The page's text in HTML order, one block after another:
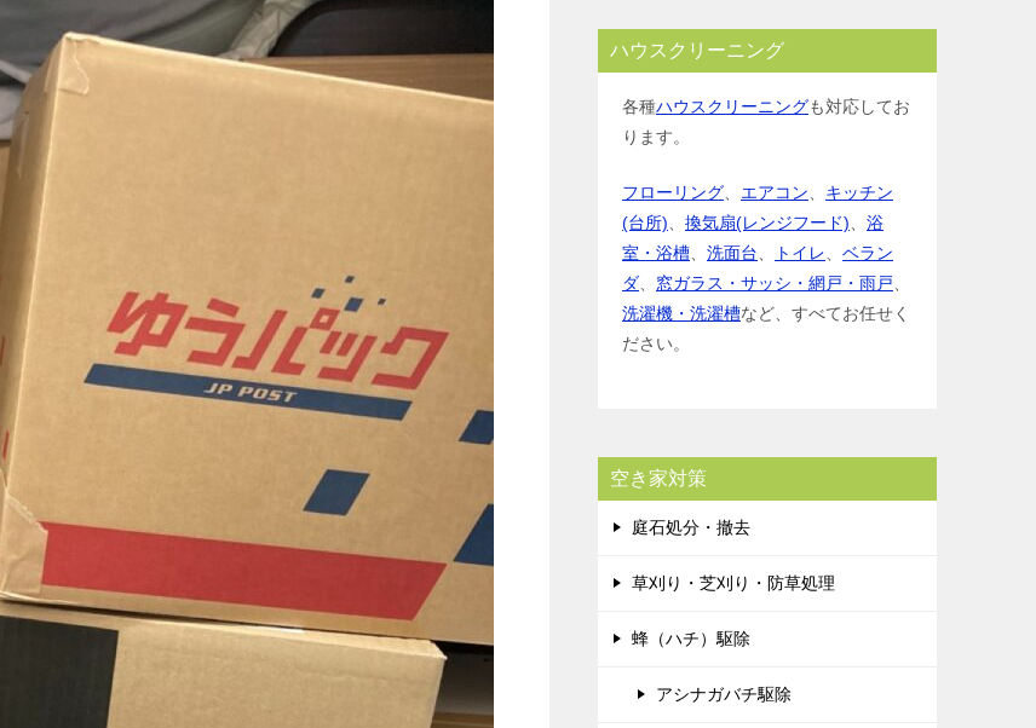
ハウスクリーニング
各種ハウスクリーニングも対応してお
ります。
フローリング エアコン
キッチン
(台所)
換気扇(レンジフード)
浴
室・浴槽
洗面台 トイレ
ベラン
ダ
窓ガラス・サッシ・網戸・雨戸
洗濯機・洗濯槽など、すべてお任せく
ださい。
空き家対策
庭石処分・撤去
草刈り・芝刈り・防草処理
蜂（ハチ）駆除
アシナガバチ駆除